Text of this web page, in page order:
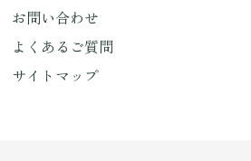
お問い合わせ
よくあるご質問
サイトマップ